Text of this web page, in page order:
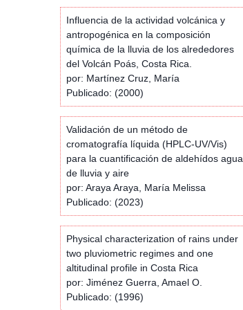
Influencia de la actividad volcánica y
antropogénica en la composición
química de la lluvia de los alrededores
del Volcán Poás, Costa Rica.
por: Martínez Cruz, María
Publicado: (2000)
Validación de un método de
cromatografía líquida (HPLC-UV/Vis)
para la cuantificación de aldehídos agua
de lluvia y aire
por: Araya Araya, María Melissa
Publicado: (2023)
Physical characterization of rains under
two pluviometric regimes and one
altitudinal profile in Costa Rica
por: Jiménez Guerra, Amael O.
Publicado: (1996)